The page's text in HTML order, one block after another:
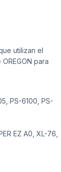
utilizan el
para
PS-6100, PS-
EZ A0, XL-76,